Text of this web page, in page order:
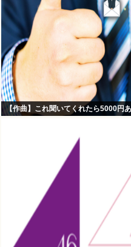
【作曲】これ聞いてくれたら5000円